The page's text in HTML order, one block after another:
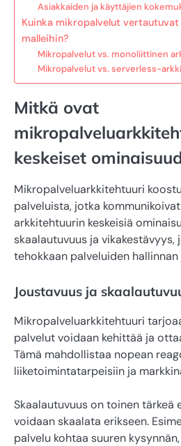
Asiakkaiden ja käyttäjien
Kuinka mikropalvelut
malleihin?
Mikropalvelut vs. monoliittinen
Mikropalvelut vs. serverless-
Mitkä ovat
keskeiset
Mikropalveluarkkitehtuuri
palveluista, jotka kommunikoivat
arkkitehtuurin keskeisiä
skaalautuvuus ja
tehokkaan palveluiden
Joustavuus ja
Mikropalveluarkkitehtuuri
palvelut voidaan kehittää ja
Tämä mahdollistaa nopean
liiketoimintatarpeisiin ja
Skaalautuvuus on toinen tärkeä
voidaan skaalata erikseen.
palvelu kohtaa suuren